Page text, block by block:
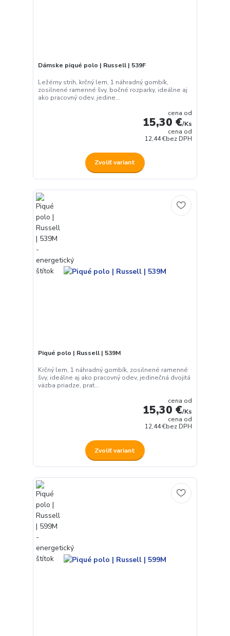
Dámske piqué polo | Russell | 539F
Ležérny strih, krčný lem, 1 náhradný gombík,
zosilnené ramenné švy, bočné rozparky, ideálne aj
ako pracovný odev, jedine...
cena od
15,30 €/Ks
cena od
12,44 €bez DPH
Zvoliť variant
Piqué polo | Russell | 539M
Krčný lem, 1 náhradný gombík, zosilnené ramenné
švy, ideálne aj ako pracovný odev, jedinečná dvojitá
väzba priadze, prat...
cena od
15,30 €/Ks
cena od
12,44 €bez DPH
Zvoliť variant